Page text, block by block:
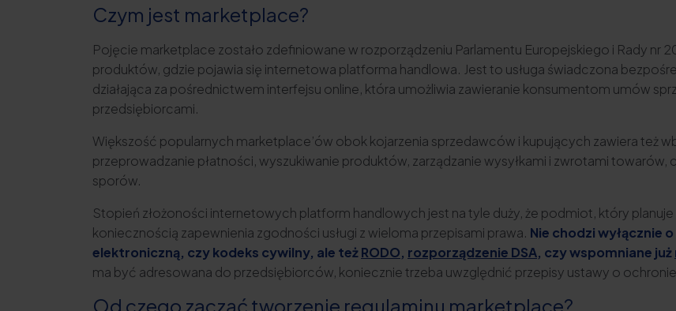
Czym jest marketplace?
Pojęcie marketplace zostało zdefiniowane w rozporządzeniu Parlamentu Europejskiego i Rady
produktów, gdzie pojawia się internetowa platforma handlowa. Jest to usługa świadczona
działająca za pośrednictwem interfejsu online, która umożliwia zawieranie konsumentom umów
przedsiębiorcami.
Większość popularnych marketplace’ów obok kojarzenia sprzedawców i kupujących zawiera też
przeprowadzanie płatności, wyszukiwanie produktów, zarządzanie wysyłkami i zwrotami
sporów.
Stopień złożoności internetowych platform handlowych jest na tyle duży, że podmiot, który
koniecznością zapewnienia zgodności usługi z wieloma przepisami prawa. Nie chodzi wyłącznie
elektroniczną, czy kodeks cywilny, ale teżRODO, rozporządzenie DSA, czy wspomniane już
ma być adresowana do przedsiębiorców, koniecznie trzeba uwzględnić przepisy ustawy o
Od czego zacząć tworzenie regulaminu marketplace?